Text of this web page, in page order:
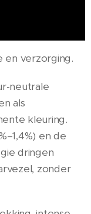
en verzorging.
neutrale
als
kleuring.
en de
dringen
zonder